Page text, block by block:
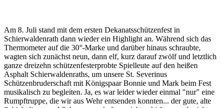
Am 8. Juli stand mit dem ersten Dekanatsschützenfest in
Schierwaldenrath dann wieder ein Highlight an. Während sich das
Thermometer auf die 30°-Marke und darüber hinaus schraubte,
wagten sich zunächst neun, dann elf, kurz darauf zwölf und letztlich
ganze dreizehn schützenfesterprobte Spielleute auf den heißen
Asphalt Schierwaldenraths, um unsere St. Severinus
Schützenbruderschaft mit Königspaar Bonnie und Mark beim Fest
musikalisch zu begleiten. Ja, es war leider wieder einmal "nur" eine
Rumpftruppe, die wir aus Wehr entsenden konnten... der gute, alte